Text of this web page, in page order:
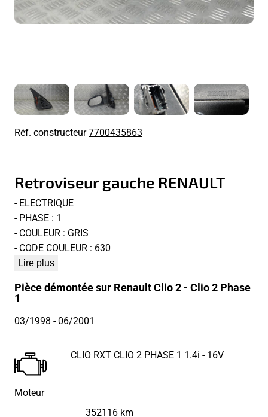
Réf. constructeur7700435863
Retroviseur gauche RENAULT
- ELECTRIQUE
- PHASE : 1
- COULEUR : GRIS
- CODE COULEUR : 630
Lire plus
Pièce démontée sur Renault Clio 2 - Clio 2 Phase
1
03/1998- 06/2001
Moteur
CLIO RXT CLIO 2 PHASE 1 1.4i - 16V
352116 km